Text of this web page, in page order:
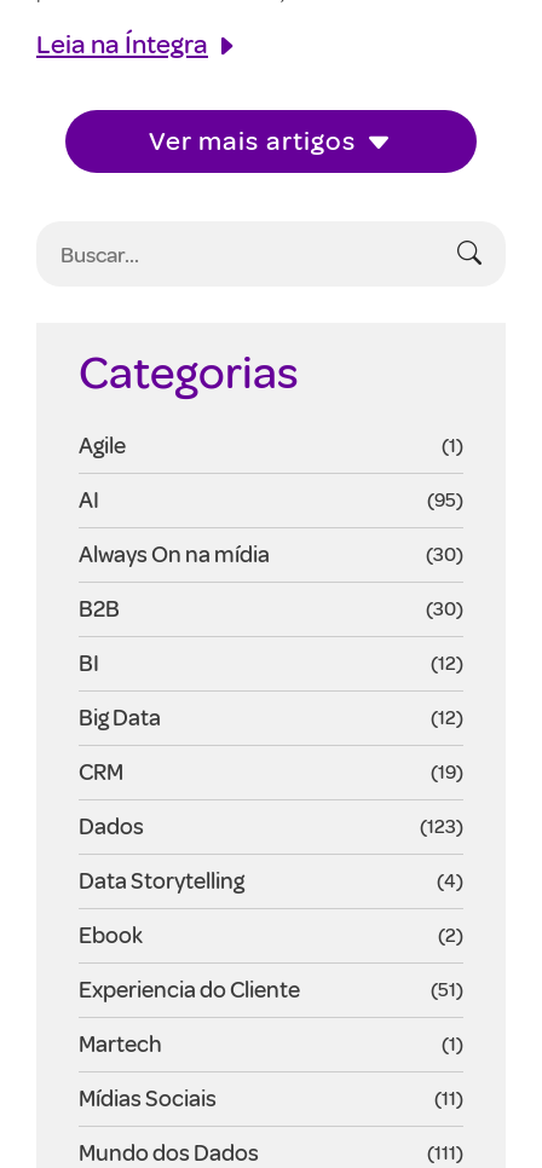
Leia na Íntegra
Ver mais artigos
Categorias
Agile (1)
AI (95)
Always On na mídia (30)
B2B (30)
BI (12)
Big Data (12)
CRM (19)
Dados (123)
Data Storytelling (4)
Ebook (2)
Experiencia do Cliente (51)
Martech (1)
Mídias Sociais (11)
Mundo dos Dados (111)